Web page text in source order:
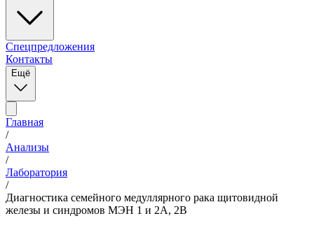
Спецпредложения
Контакты
Ещё
Главная
/
Анализы
/
Лаборатория
/
Диагностика семейного медуллярного рака щитовидной
железы и синдромов МЭН 1 и 2A, 2B